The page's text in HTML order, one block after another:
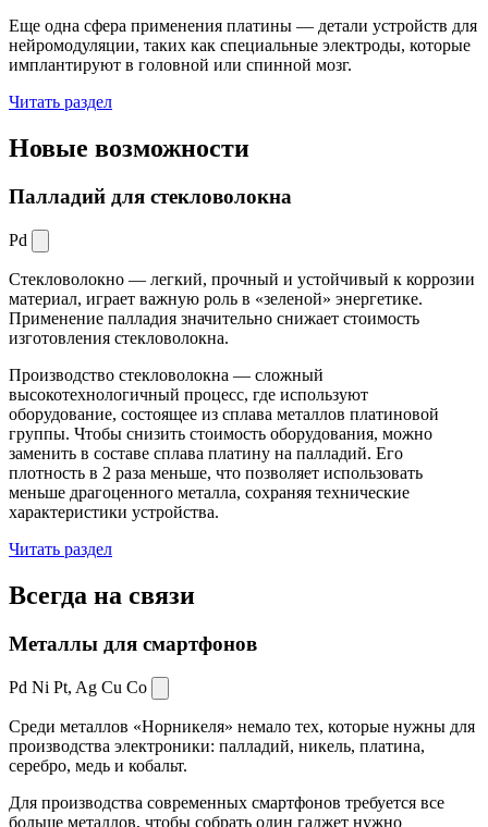
Еще одна сфера применения платины — детали устройств для
нейромодуляции, таких как специальные электроды, которые
имплантируют в головной или спинной мозг.
Читать раздел
Новые возможности
Палладий для стекловолокна
Pd
Стекловолокно — легкий, прочный и устойчивый к коррозии
материал, играет важную роль в «зеленой» энергетике.
Применение палладия значительно снижает стоимость
изготовления стекловолокна.
Производство стекловолокна — сложный
высокотехнологичный процесс, где используют
оборудование, состоящее из сплава металлов платиновой
группы. Чтобы снизить стоимость оборудования, можно
заменить в составе сплава платину на палладий. Его
плотность в 2 раза меньше, что позволяет использовать
меньше драгоценного металла, сохраняя технические
характеристики устройства.
Читать раздел
Всегда на связи
Металлы для смартфонов
Pd Ni Pt, Ag Cu Co
Среди металлов «Норникеля» немало тех, которые нужны для
производства электроники: палладий, никель, платина,
серебро, медь и кобальт.
Для производства современных смартфонов требуется все
больше металлов, чтобы собрать один гаджет нужно